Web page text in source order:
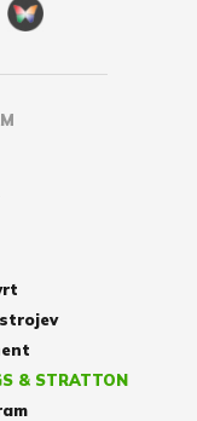
& STRATTON